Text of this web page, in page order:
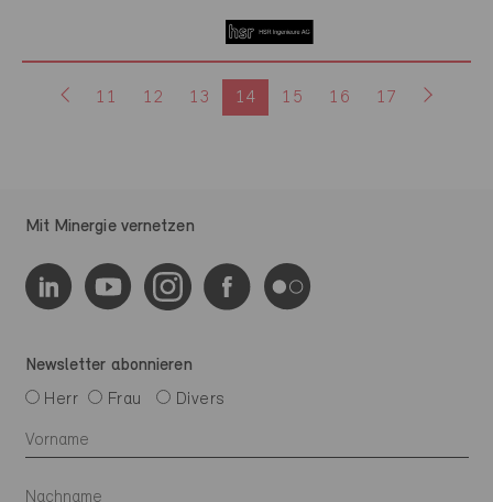
11 12 13 14 15 16 17
Mit Minergie vernetzen
Newsletter abonnieren
Herr
Frau Divers